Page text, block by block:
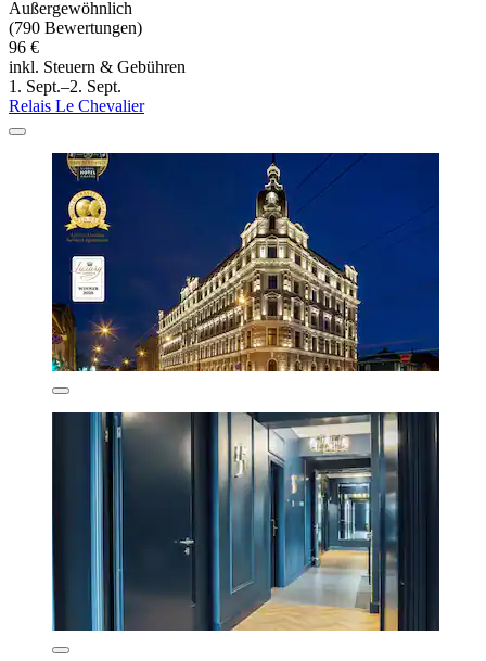
Außergewöhnlich
(790 Bewertungen)
96 €
inkl. Steuern & Gebühren
1. Sept.–2. Sept.
Relais Le Chevalier